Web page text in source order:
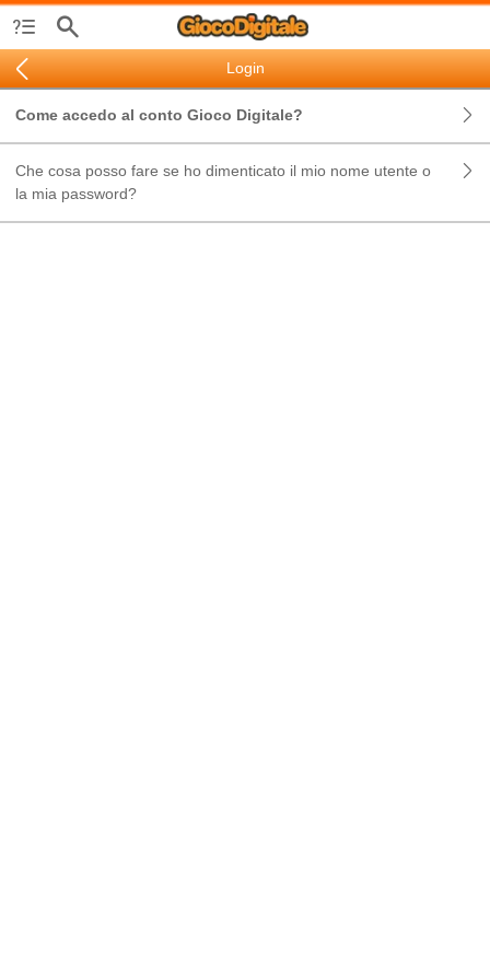
Login
Come accedo al conto Gioco Digitale?
Che cosa posso fare se ho dimenticato il mio nome utente o
la mia password?